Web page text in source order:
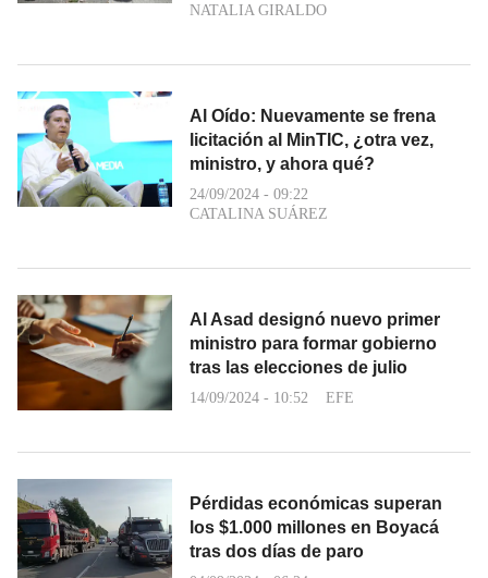
NATALIA GIRALDO
Al Oído: Nuevamente se frena
licitación al MinTIC, ¿otra vez,
ministro, y ahora qué?
24/09/2024 - 09:22
CATALINA SUÁREZ
Al Asad designó nuevo primer
ministro para formar gobierno
tras las elecciones de julio
14/09/2024 - 10:52 EFE
Pérdidas económicas superan
los $1.000 millones en Boyacá
tras dos días de paro